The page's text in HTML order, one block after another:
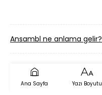
Ansambl ne anlama gelir?
Ana Sayfa Yazı Boyutu